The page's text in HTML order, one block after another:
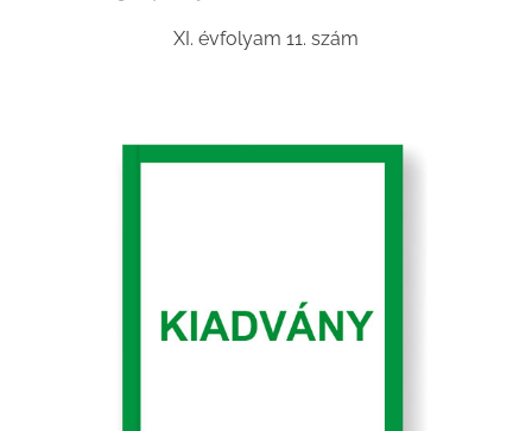
XI. évfolyam 11. szám